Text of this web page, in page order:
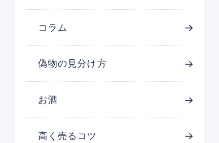
コラム
偽物の見分け方
お酒
高く売るコツ